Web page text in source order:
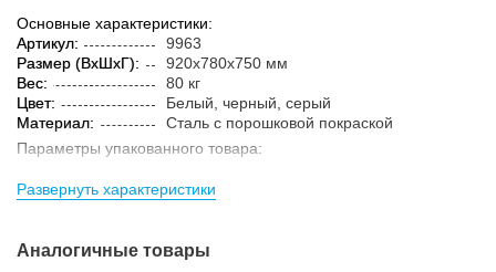
Основные характеристики:
Артикул:
9963
Размер (ВxШxГ):
920x780x750 мм
Вес:
80 кг
Цвет:
Белый, черный, серый
Материал:
Сталь с порошковой покраской
Параметры упакованного товара:
Вес:
85 кг
Развернуть характеристики
Аналогичные товары